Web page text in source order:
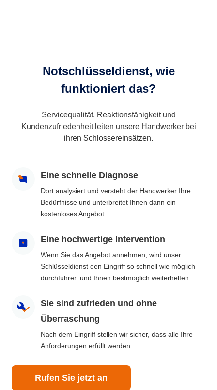
Notschlüsseldienst, wie
funktioniert das?
Servicequalität, Reaktionsfähigkeit und
Kundenzufriedenheit leiten unsere Handwerker bei
ihren Schlossereinsätzen.
Eine schnelle Diagnose
Dort analysiert und versteht der Handwerker Ihre
Bedürfnisse und unterbreitet Ihnen dann ein
kostenloses Angebot.
Eine hochwertige Intervention
Wenn Sie das Angebot annehmen, wird unser
Schlüsseldienst den Eingriff so schnell wie möglich
durchführen und Ihnen bestmöglich weiterhelfen.
Sie sind zufrieden und ohne
Überraschung
Nach dem Eingriff stellen wir sicher, dass alle Ihre
Anforderungen erfüllt werden.
Rufen Sie jetzt an